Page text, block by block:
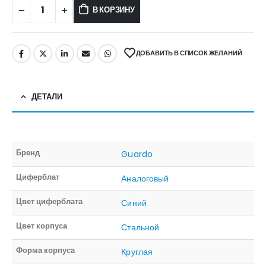
В КОРЗИНУ
ДОБАВИТЬ В СПИСОК ЖЕЛАНИЙ
ДЕТАЛИ
Бренд Guardo
Циферблат Аналоговый
Цвет циферблата Синий
Цвет корпуса Стальной
Форма корпуса Круглая